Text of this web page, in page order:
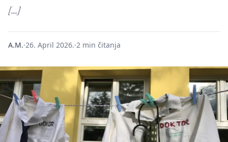
[…]
A.M.·26. April 2026.·2 min čitanja